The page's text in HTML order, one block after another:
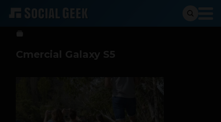
Social Geek 25 de abril de 2014
Cmercial Galaxy S5